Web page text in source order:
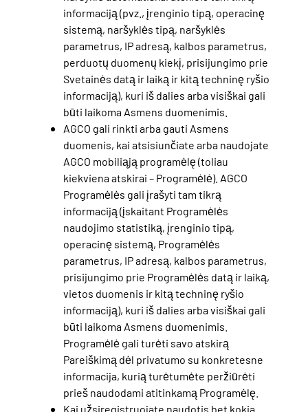
informaciją (pvz., įrenginio tipą, operacinę
sistemą, naršyklės tipą, naršyklės
parametrus, IP adresą, kalbos parametrus,
perduotų duomenų kiekį, prisijungimo prie
Svetainės datą ir laiką ir kitą techninę ryšio
informaciją), kuri iš dalies arba visiškai gali
būti laikoma Asmens duomenimis.
AGCO gali rinkti arba gauti Asmens
duomenis, kai atsisiunčiate arba naudojate
AGCO mobiliąją programėlę (toliau
kiekviena atskirai – Programėlė). AGCO
Programėlės gali įrašyti tam tikrą
informaciją (įskaitant Programėlės
naudojimo statistiką, įrenginio tipą,
operacinę sistemą, Programėlės
parametrus, IP adresą, kalbos parametrus,
prisijungimo prie Programėlės datą ir laiką,
vietos duomenis ir kitą techninę ryšio
informaciją), kuri iš dalies arba visiškai gali
būti laikoma Asmens duomenimis.
Programėlė gali turėti savo atskirą
Pareiškimą dėl privatumo su konkretesne
informacija, kurią turėtumėte peržiūrėti
prieš naudodami atitinkamą Programėlę.
Kai užsiregistruojate naudotis bet kokia